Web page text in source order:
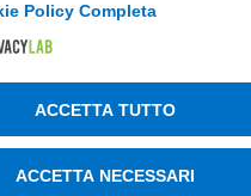
Tinexta Visura S.p.A.
Policy Completa
ACCETTA TUTTO
ACCETTA NECESSARI